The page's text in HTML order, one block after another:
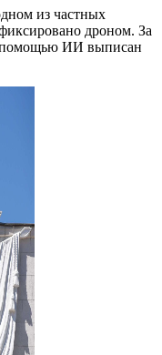
из частных
дроном. За
помощью ИИ выписан